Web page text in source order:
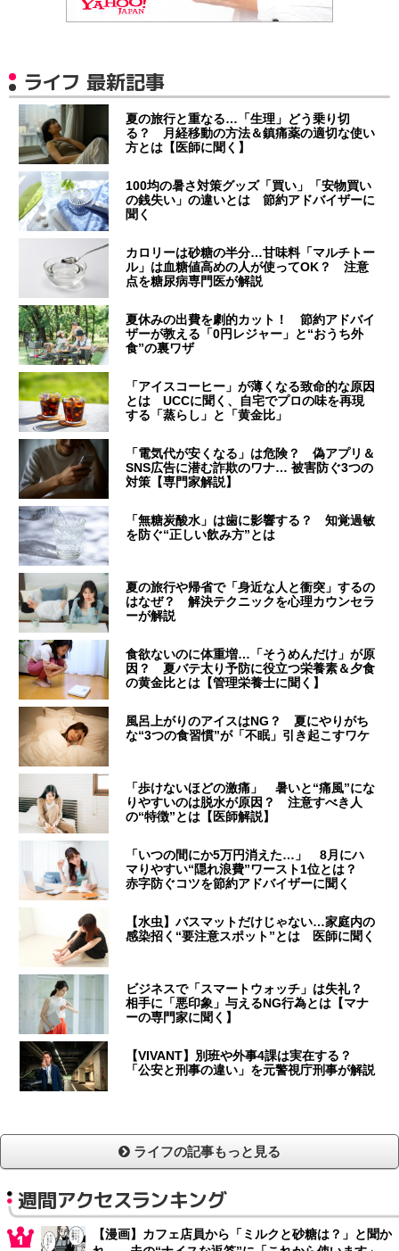
ライフ 最新記事
夏の旅行と重なる…「生理」どう乗り切
る？ 月経移動の方法＆鎮痛薬の適切な使い
方とは【医師に聞く】
100均の暑さ対策グッズ「買い」「安物買い
の銭失い」の違いとは 節約アドバイザーに
聞く
カロリーは砂糖の半分…甘味料「マルチトー
ル」は血糖値高めの人が使ってOK？ 注意
点を糖尿病専門医が解説
夏休みの出費を劇的カット！ 節約アドバイ
ザーが教える「0円レジャー」と“おうち外
食”の裏ワザ
「アイスコーヒー」が薄くなる致命的な原因
とは UCCに聞く、自宅でプロの味を再現
する「蒸らし」と「黄金比」
「電気代が安くなる」は危険？ 偽アプリ＆
SNS広告に潜む詐欺のワナ… 被害防ぐ3つの
対策【専門家解説】
「無糖炭酸水」は歯に影響する？ 知覚過敏
を防ぐ“正しい飲み方”とは
夏の旅行や帰省で「身近な人と衝突」するの
はなぜ？ 解決テクニックを心理カウンセラ
ーが解説
食欲ないのに体重増…「そうめんだけ」が原
因？ 夏バテ太り予防に役立つ栄養素＆夕食
の黄金比とは【管理栄養士に聞く】
風呂上がりのアイスはNG？ 夏にやりがち
な“3つの食習慣”が「不眠」引き起こすワケ
「歩けないほどの激痛」 暑いと“痛風”にな
りやすいのは脱水が原因？ 注意すべき人
の“特徴”とは【医師解説】
「いつの間にか5万円消えた…」 8月にハ
マりやすい“隠れ浪費”ワースト1位とは？
赤字防ぐコツを節約アドバイザーに聞く
【水虫】バスマットだけじゃない…家庭内の
感染招く“要注意スポット”とは 医師に聞く
ビジネスで「スマートウォッチ」は失礼？
相手に「悪印象」与えるNG行為とは【マナ
ーの専門家に聞く】
【VIVANT】別班や外事4課は実在する？
「公安と刑事の違い」を元警視庁刑事が解説
ライフの記事もっと見る
週間アクセスランキング
【漫画】カフェ店員から「ミルクと砂糖は？」と聞か